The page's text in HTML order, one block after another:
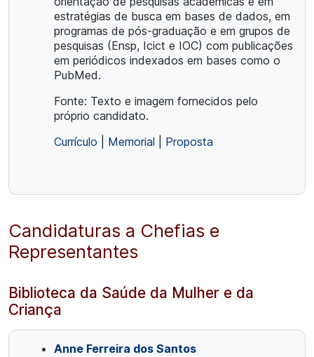
estratégias de busca em bases de dados, em
programas de pós-graduação e em grupos de
pesquisas (Ensp, Icict e IOC) com publicações
em periódicos indexados em bases como o
PubMed.
Fonte: Texto e imagem fornecidos pelo
próprio candidato.
Currículo
Memorial Proposta
Candidaturas a Chefias e
Representantes
Biblioteca da Saúde da Mulher e da
Criança
Anne Ferreira dos Santos